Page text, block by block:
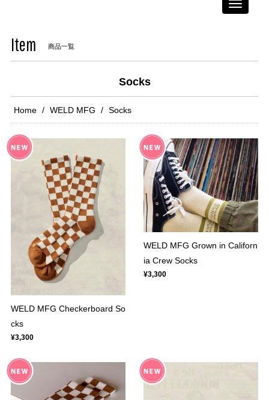
Toggle
Item 商品一覧
Socks
Home WELD MFG Socks
WELD MFG Checkerboard So
cks
¥3,300
WELD MFG Grown in Californ
ia Crew Socks
¥3,300